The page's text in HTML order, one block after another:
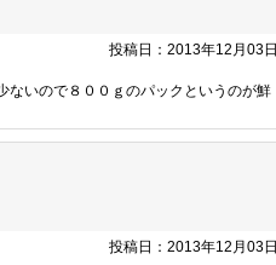
投稿日：2013年12月03日
ないので８００ｇのパックというのが鮮
投稿日：2013年12月03日